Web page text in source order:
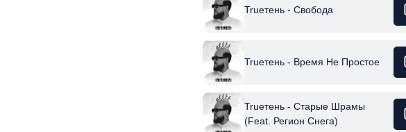
Trueтень - Свобода
Trueтень - Время Не Простое
Trueтень - Старые Шрамы
(Feat. Регион Снега)